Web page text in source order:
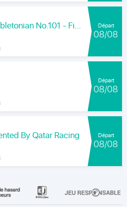
Winning Key Farm Hambletonian No.101 - Final Départ
08/08
Départ
08/08
By Qatar Racing Départ
08/08